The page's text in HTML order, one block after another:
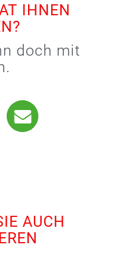
IHNEN
doch mit
AUCH